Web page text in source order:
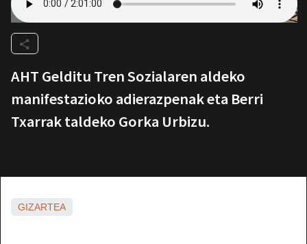
AHT Gelditu Tren Sozialaren aldeko
manifestazioko adierazpenak eta Berri
Txarrak taldeko Gorka Urbizu.
GIZARTEA